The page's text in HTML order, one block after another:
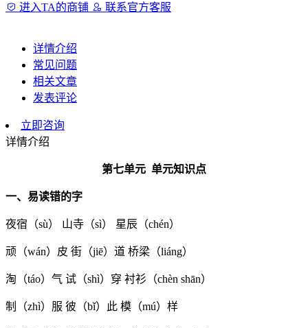
进入TA的商铺
联系官方客服
详情介绍
常见问题
相关文章
发表评论
立即咨询
详情介绍
第七单元 单元知识点
一、易读错的字
夜宿（sù） 山寺（sì） 星辰（chén）
顽（wán）皮 街（jiē）道 桥梁（liáng）
淘（táo）气 试（shì）穿 衬衫（chèn shān）
制（zhì）服 彼（bǐ）此 模（mú）样